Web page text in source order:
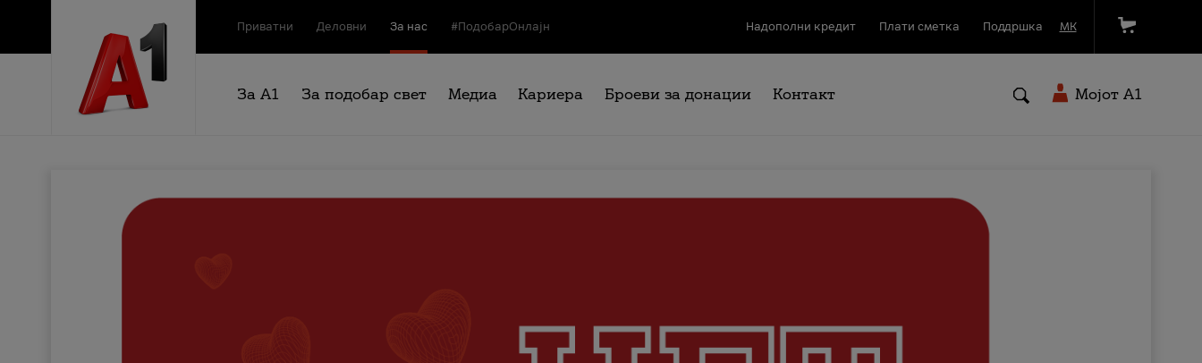
Приватни Деловни За нас #ПодобарОнлајн Надополни кредит Плати сметка Поддршка МК
За А1 За подобар свет Медиа Кариера Броеви за донации Контакт Мојот A1